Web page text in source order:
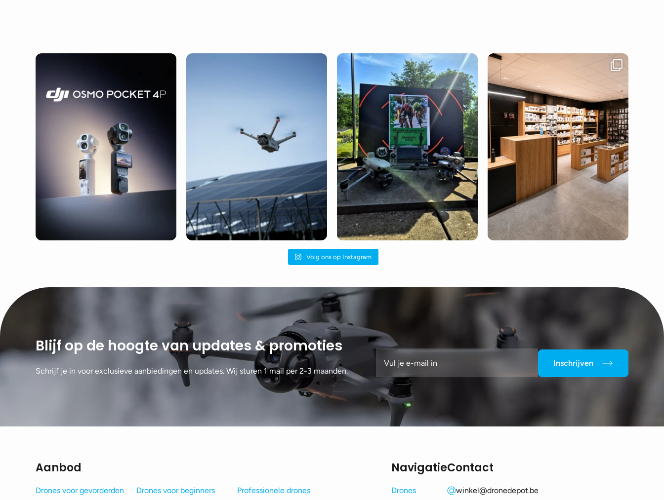
Volg ons op Instagram
Blijf op de hoogte van updates & promoties
Schrijf je in voor exclusieve aanbiedingen en updates. Wij sturen 1 mail per 2-3 maanden.
Inschrijven
Aanbod
Drones voor gevorderden Drones voor beginners Professionele drones
Navigatie
Drones
Contact
winkel@dronedepot.be